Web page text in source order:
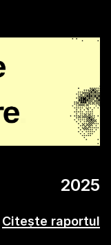
2025
Citește raportul